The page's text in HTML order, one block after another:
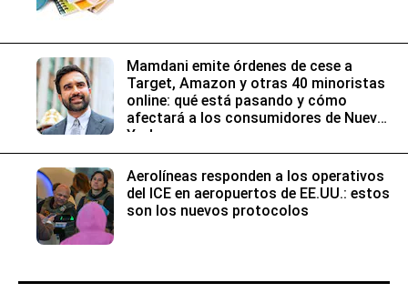
Mamdani emite órdenes de cese a
Target, Amazon y otras 40 minoristas
online: qué está pasando y cómo
afectará a los consumidores de Nueva
York
Aerolíneas responden a los operativos
del ICE en aeropuertos de EE.UU.: estos
son los nuevos protocolos